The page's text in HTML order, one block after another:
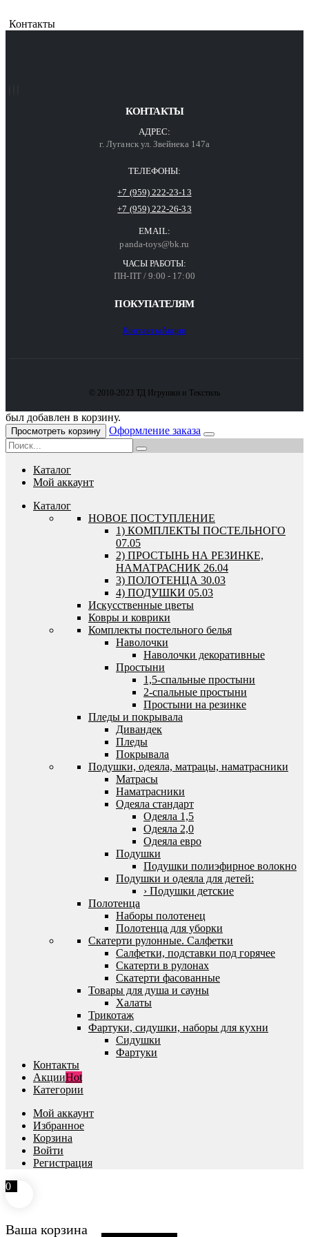
Контакты
КОНТАКТЫ
АДРЕС:
г. Луганск ул. Звейнека 147а
ТЕЛЕФОНЫ:
+7 (959) 222-23-13
+7 (959) 222-26-33
EMAIL:
panda-toys@bk.ru
ЧАСЫ РАБОТЫ:
ПН-ПТ / 9:00 - 17:00
ПОКУПАТЕЛЯМ
КонтактыАкции
© 2010-2023 ТД Игрушки и Текстиль
был добавлен в корзину.
Просмотреть корзину Оформление заказа
Каталог
Мой аккаунт
Каталог
HОВОЕ ПОСТУПЛЕНИЕ
1) КОМПЛЕКТЫ ПОСТЕЛЬНОГО
07.05
2) ПРОСТЫНЬ НА РЕЗИНКЕ,
НАМАТРАСНИК 26.04
3) ПОЛОТЕНЦА 30.03
4) ПОДУШКИ 05.03
Искусственные цветы
Ковры и коврики
Комплекты постельного белья
Наволочки
Наволочки декоративные
Простыни
1,5-спальные простыни
2-спальные простыни
Простыни на резинке
Пледы и покрывала
Дивандек
Пледы
Покрывала
Подушки, одеяла, матрацы, наматрасники
Матрасы
Наматрасники
Одеяла стандарт
Одеяла 1,5
Одеяла 2,0
Одеяла евро
Подушки
Подушки полиэфирное волокно
Подушки и одеяла для детей:
› Подушки детские
Полотенца
Наборы полотенец
Полотенца для уборки
Скатерти рулонные. Салфетки
Салфетки, подставки под горячее
Скатерти в рулонах
Скатерти фасованные
Товары для душа и сауны
Халаты
Трикотаж
Фартуки, сидушки, наборы для кухни
Сидушки
Фартуки
Контакты
АкцииHot
Категории
Мой аккаунт
Избранное
Корзина
Войти
Регистрация
0
Ваша корзина